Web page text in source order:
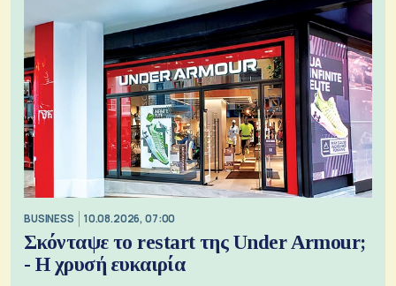
BUSINESS 10.08.2026, 07:00
Σκόνταψε το restart της Under Armour;
- Η χρυσή ευκαιρία